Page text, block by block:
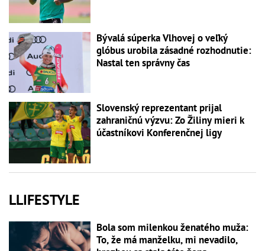
Bývalá súperka Vlhovej o veľký
glóbus urobila zásadné rozhodnutie:
Nastal ten správny čas
Slovenský reprezentant prijal
zahraničnú výzvu: Zo Žiliny mieri k
účastníkovi Konferenčnej ligy
LLIFESTYLE
Bola som milenkou ženatého muža:
To, že má manželku, mi nevadilo,